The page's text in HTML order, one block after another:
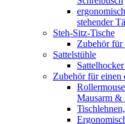
stehender
Steh-Sitz-Tische
Zubehör für
Sattelstühle
Zubehör für einen
Mausarm &